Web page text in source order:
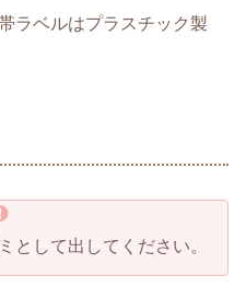
ラベルはプラスチック製
として出してください。